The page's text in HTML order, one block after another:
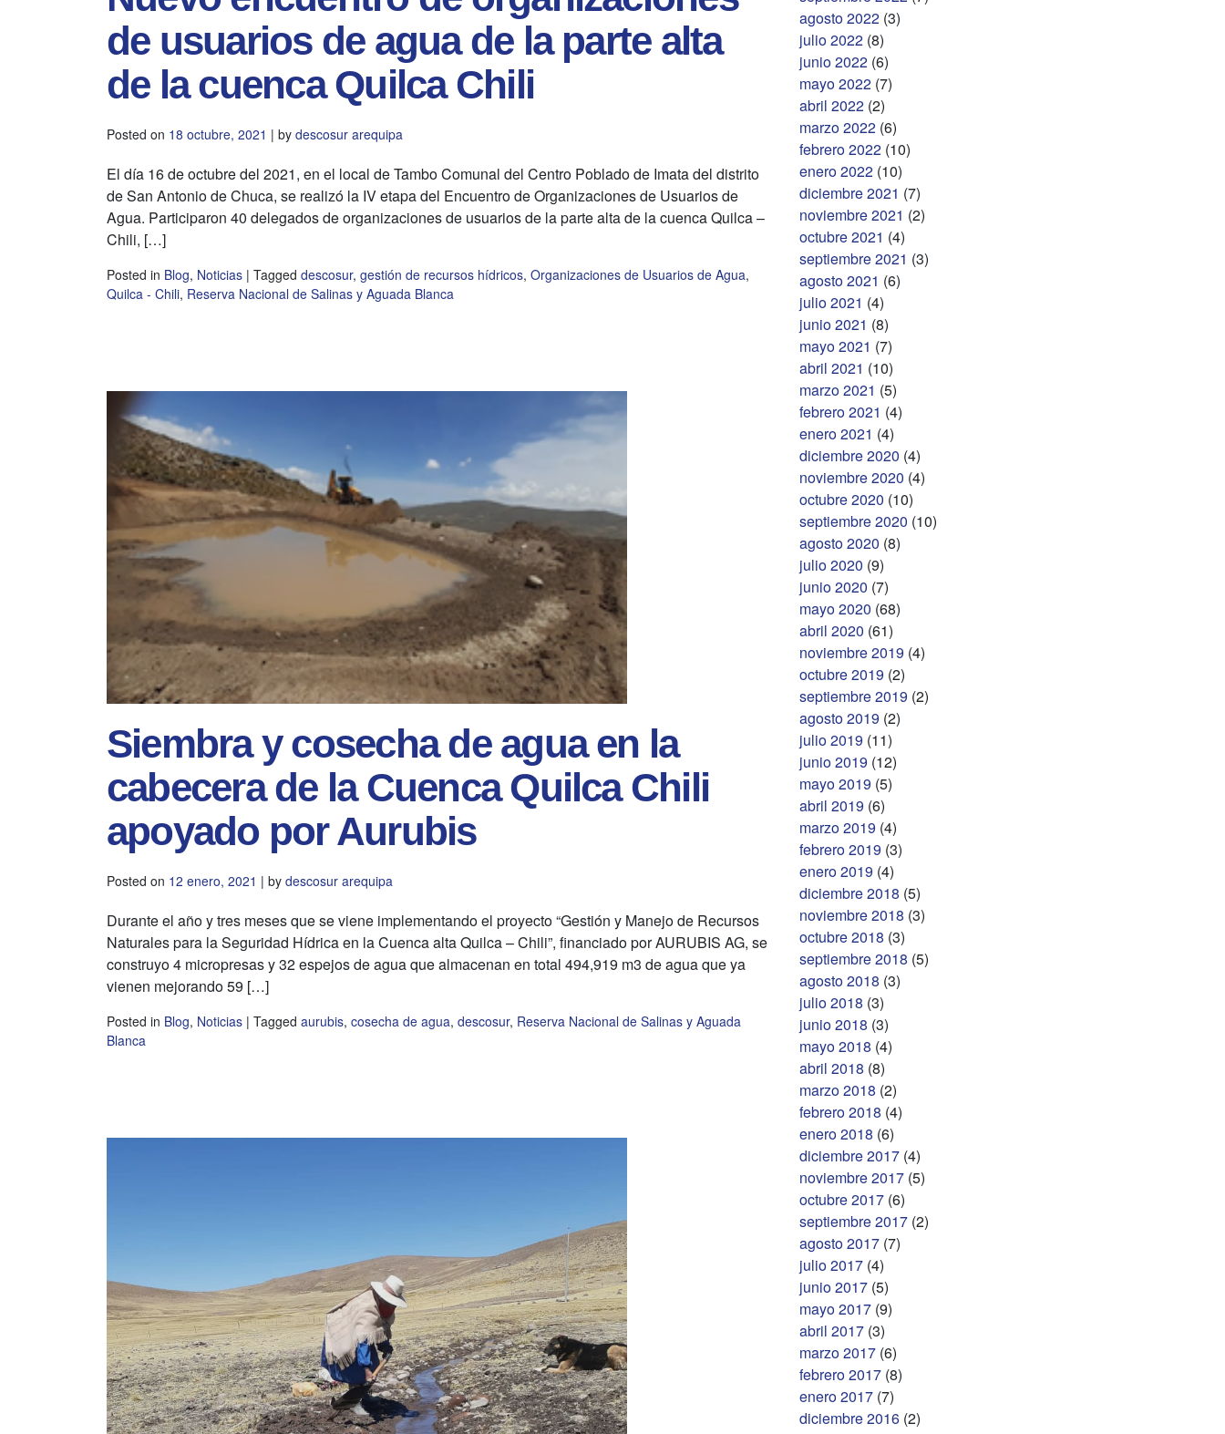
de usuarios de agua de la parte alta
de la cuenca Quilca Chili
Posted on 18 octubre, 2021 | by descosur arequipa
El día 16 de octubre del 2021, en el local de Tambo Comunal del Centro Poblado de Imata del distrito
de San Antonio de Chuca, se realizó la IV etapa del Encuentro de Organizaciones de Usuarios de
Agua. Participaron 40 delegados de organizaciones de usuarios de la parte alta de la cuenca Quilca –
Chili, […]
Posted in Blog, Noticias | Tagged descosur, gestión de recursos hídricos, Organizaciones de Usuarios de Agua,
Quilca - Chili, Reserva Nacional de Salinas y Aguada Blanca
Siembra y cosecha de agua en la
cabecera de la Cuenca Quilca Chili
apoyado por Aurubis
Posted on 12 enero, 2021 | by descosur arequipa
Durante el año y tres meses que se viene implementando el proyecto “Gestión y Manejo de Recursos
Naturales para la Seguridad Hídrica en la Cuenca alta Quilca – Chili”, financiado por AURUBIS AG, se
construyo 4 micropresas y 32 espejos de agua que almacenan en total 494,919 m3 de agua que ya
vienen mejorando 59 […]
Posted in Blog, Noticias | Tagged aurubis, cosecha de agua, descosur, Reserva Nacional de Salinas y Aguada
Blanca
agosto 2022 (3)
julio 2022 (8)
junio 2022 (6)
mayo 2022 (7)
abril 2022 (2)
marzo 2022 (6)
febrero 2022 (10)
enero 2022 (10)
diciembre 2021 (7)
noviembre 2021 (2)
octubre 2021 (4)
septiembre 2021 (3)
agosto 2021 (6)
julio 2021 (4)
junio 2021 (8)
mayo 2021 (7)
abril 2021 (10)
marzo 2021 (5)
febrero 2021 (4)
enero 2021 (4)
diciembre 2020 (4)
noviembre 2020 (4)
octubre 2020 (10)
septiembre 2020 (10)
agosto 2020 (8)
julio 2020 (9)
junio 2020 (7)
mayo 2020 (68)
abril 2020 (61)
noviembre 2019 (4)
octubre 2019 (2)
septiembre 2019 (2)
agosto 2019 (2)
julio 2019 (11)
junio 2019 (12)
mayo 2019 (5)
abril 2019 (6)
marzo 2019 (4)
febrero 2019 (3)
enero 2019 (4)
diciembre 2018 (5)
noviembre 2018 (3)
octubre 2018 (3)
septiembre 2018 (5)
agosto 2018 (3)
julio 2018 (3)
junio 2018 (3)
mayo 2018 (4)
abril 2018 (8)
marzo 2018 (2)
febrero 2018 (4)
enero 2018 (6)
diciembre 2017 (4)
noviembre 2017 (5)
octubre 2017 (6)
septiembre 2017 (2)
agosto 2017 (7)
julio 2017 (4)
junio 2017 (5)
mayo 2017 (9)
abril 2017 (3)
marzo 2017 (6)
febrero 2017 (8)
enero 2017 (7)
diciembre 2016 (2)